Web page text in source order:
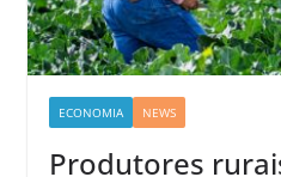
ECONOMIA NEWS
Produtores